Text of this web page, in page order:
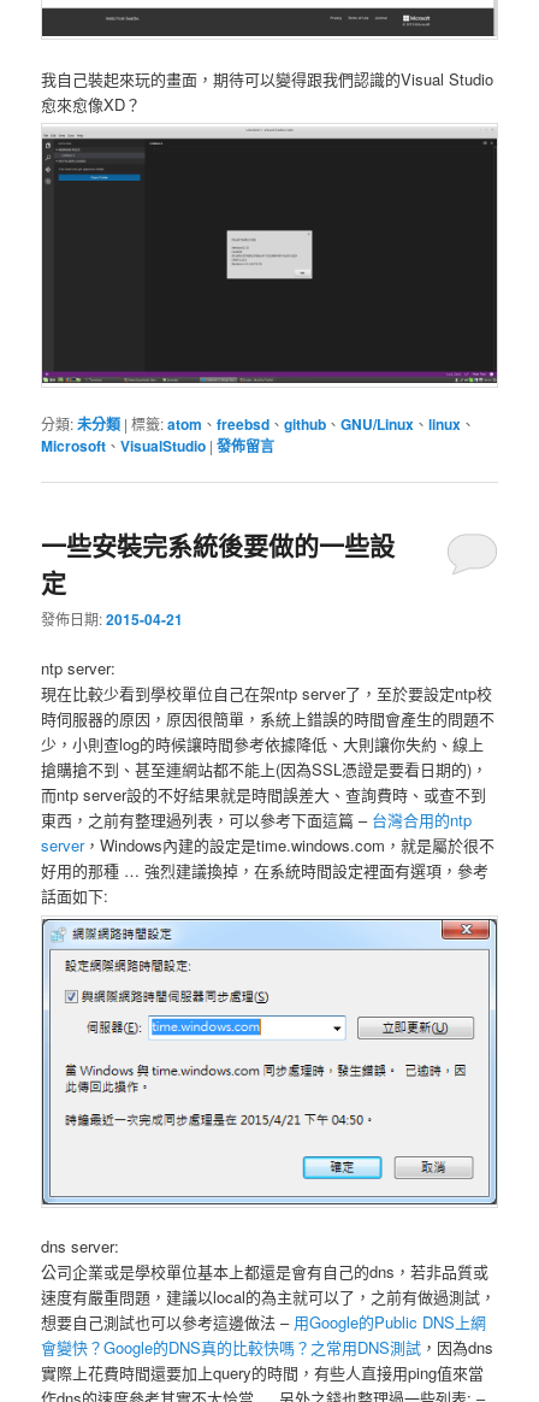
我自己裝起來玩的畫面，期待可以變得跟我們認識的Visual Studio
愈來愈像XD？
分類:未分類 |標籤:atom 、freebsd 、github 、GNU/Linux 、linux 、
Microsoft 、VisualStudio |發佈留言
一些安裝完系統後要做的一些設
定
發佈日期:2015-04-21
ntp server:
現在比較少看到學校單位自己在架ntp server了，至於要設定ntp校
時伺服器的原因，原因很簡單，系統上錯誤的時間會產生的問題不
少，小則查log的時候讓時間參考依據降低、大則讓你失約、線上
搶購搶不到、甚至連網站都不能上(因為SSL憑證是要看日期的)，
而ntp server設的不好結果就是時間誤差大、查詢費時、或查不到
東西，之前有整理過列表，可以參考下面這篇 – 台灣合用的ntp
server，Windows內建的設定是time.windows.com，就是屬於很不
好用的那種 … 強烈建議換掉，在系統時間設定裡面有選項，參考
話面如下:
dns server:
公司企業或是學校單位基本上都還是會有自己的dns，若非品質或
速度有嚴重問題，建議以local的為主就可以了，之前有做過測試，
想要自己測試也可以參考這邊做法 – 用Google的Public DNS上網
會變快？Google的DNS真的比較快嗎？之常用DNS測試 ，因為dns
實際上花費時間還要加上query的時間，有些人直接用ping值來當